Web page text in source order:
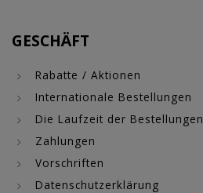
GESCHÄFT
Rabatte / Aktionen
Internationale Bestellungen
Die Laufzeit der Bestellungen
Zahlungen
Vorschriften
Datenschutzerklärung